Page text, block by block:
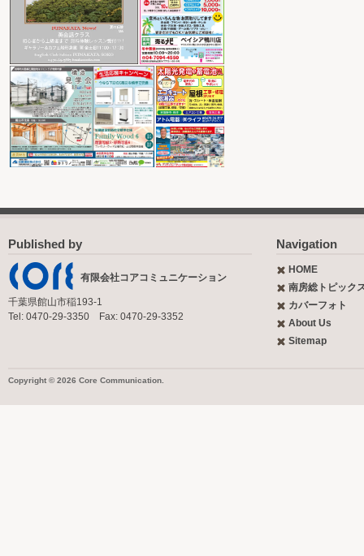
Published by
有限会社コアコミュニケーション
千葉県館山市稲193-1
Tel: 0470-29-3350 Fax: 0470-29-3352
Navigation
HOME
南房総トピック
カバーフォト
About Us
Sitemap
Copyright © 2026 Core Communication.